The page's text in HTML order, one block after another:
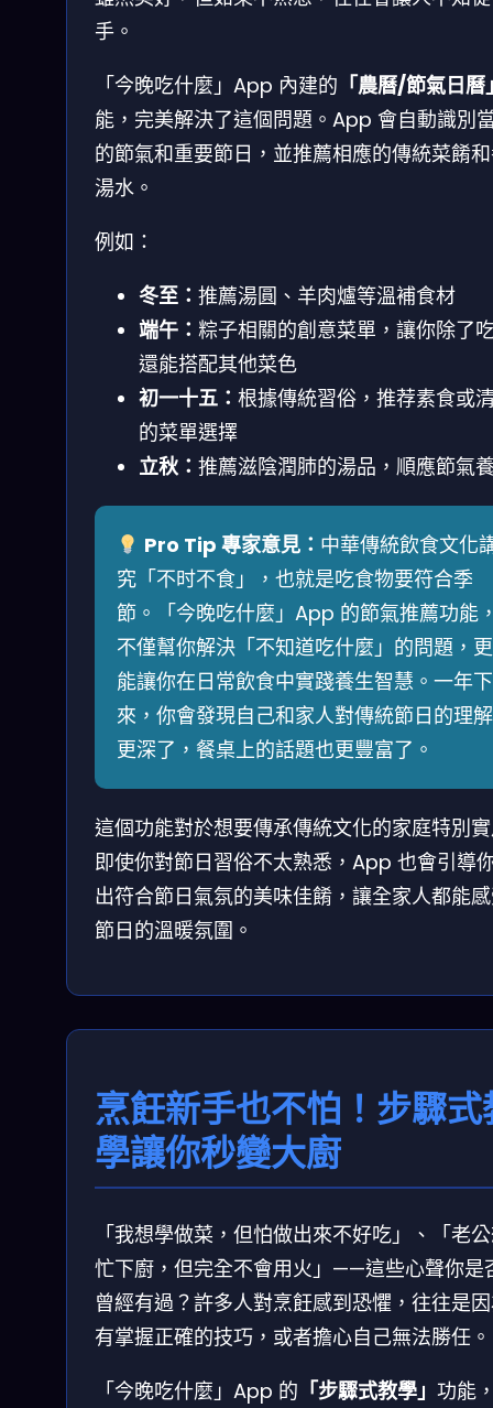
手。
「今晚吃什麼」App 內建的 「農曆/節氣日曆
能，完美解決了這個問題。App 會自動識別
的節氣和重要節日，並推薦相應的傳統菜餚
湯水。
例如：
冬至： 推薦湯圓、羊肉爐等溫補食材
端午： 粽子相關的創意菜單，讓你除了
還能搭配其他菜色
初一十五： 根據傳統習俗，推荐素食或
的菜單選擇
立秋： 推薦滋陰潤肺的湯品，順應節氣
Pro Tip 專家意見： 中華傳統飲食文化
究「不时不食」，也就是吃食物要符合季
節。「今晚吃什麼」App 的節氣推薦功能
不僅幫你解決「不知道吃什麼」的問題，更
能讓你在日常飲食中實踐養生智慧。一年下
來，你會發現自己和家人對傳統節日的理解
更深了，餐桌上的話題也更豐富了。
這個功能對於想要傳承傳統文化的家庭特別
即使你對節日習俗不太熟悉，App 也會引導
出符合節日氣氛的美味佳餚，讓全家人都能
節日的溫暖氛圍。
烹飪新手也不怕！步驟式
學讓你秒變大廚
「我想學做菜，但怕做出來不好吃」、「老
忙下廚，但完全不會用火」——這些心聲你是
曾經有過？許多人對烹飪感到恐懼，往往是
有掌握正確的技巧，或者擔心自己無法勝任。
「今晚吃什麼」App 的 「步驟式教學」 功能